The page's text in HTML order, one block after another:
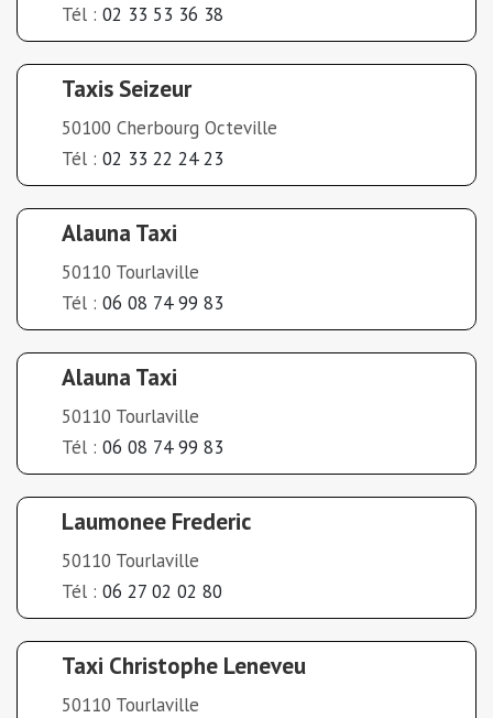
Tél : 02 33 53 36 38
Taxis Seizeur
50100 Cherbourg Octeville
Tél : 02 33 22 24 23
Alauna Taxi
50110 Tourlaville
Tél : 06 08 74 99 83
Alauna Taxi
50110 Tourlaville
Tél : 06 08 74 99 83
Laumonee Frederic
50110 Tourlaville
Tél : 06 27 02 02 80
Taxi Christophe Leneveu
50110 Tourlaville